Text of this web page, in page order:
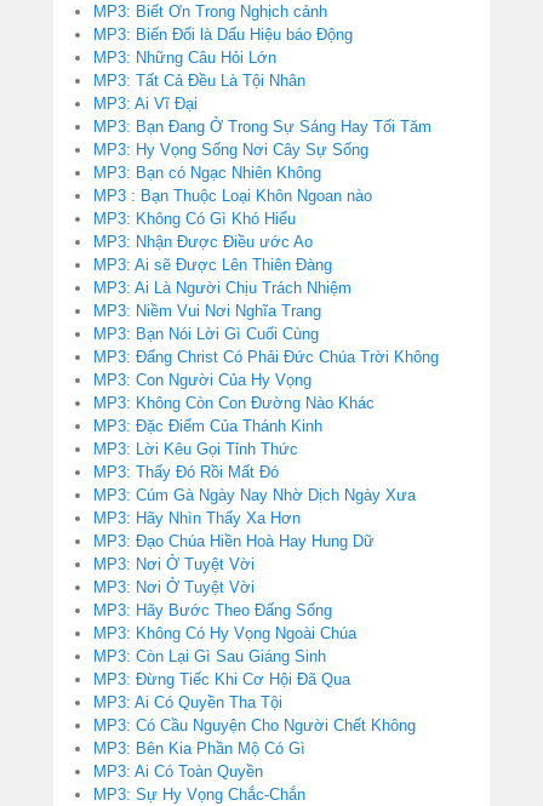
MP3: Biết Ơn Trong Nghịch cảnh
MP3: Biến Đổi là Dấu Hiệu báo Động
MP3: Những Câu Hỏi Lớn
MP3: Tất Cả Đều Là Tội Nhân
MP3: Ai Vĩ Đại
MP3: Bạn Đang Ở Trong Sự Sáng Hay Tối Tăm
MP3: Hy Vọng Sống Nơi Cây Sự Sống
MP3: Bạn có Ngạc Nhiên Không
MP3 : Bạn Thuộc Loại Khôn Ngoan nào
MP3: Không Có Gì Khó Hiểu
MP3: Nhận Được Điều ước Ao
MP3: Ai sẽ Được Lên Thiên Đàng
MP3: Ai Là Người Chịu Trách Nhiệm
MP3: Niềm Vui Nơi Nghĩa Trang
MP3: Bạn Nói Lời Gì Cuối Cùng
MP3: Đấng Christ Có Phải Đức Chúa Trời Không
MP3: Con Người Của Hy Vọng
MP3: Không Còn Con Đường Nào Khác
MP3: Đặc Điểm Của Thánh Kinh
MP3: Lời Kêu Gọi Tỉnh Thức
MP3: Thấy Đó Rồi Mất Đó
MP3: Cúm Gà Ngày Nay Nhờ Dịch Ngày Xưa
MP3: Hãy Nhìn Thấy Xa Hơn
MP3: Đạo Chúa Hiền Hoà Hay Hung Dữ
MP3: Nơi Ở Tuyệt Vời
MP3: Nơi Ở Tuyệt Vời
MP3: Hãy Bước Theo Đấng Sống
MP3: Không Có Hy Vọng Ngoài Chúa
MP3: Còn Lại Gì Sau Giáng Sinh
MP3: Đừng Tiếc Khi Cơ Hội Đã Qua
MP3: Ai Có Quyền Tha Tội
MP3: Có Cầu Nguyện Cho Người Chết Không
MP3: Bên Kia Phần Mộ Có Gì
MP3: Ai Có Toàn Quyền
MP3: Sự Hy Vọng Chắc-Chắn